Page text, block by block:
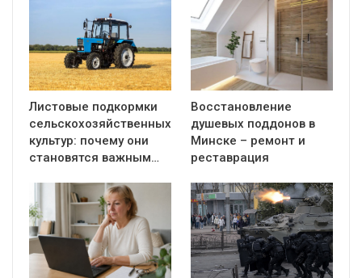
Листовые подкормки
сельскохозяйственных
культур: почему они
становятся важным…
Восстановление
душевых поддонов в
Минске – ремонт и
реставрация